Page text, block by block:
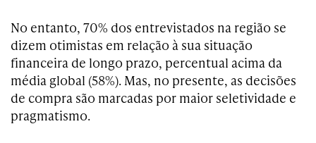
No entanto, 70% dos entrevistados na região se
dizem otimistas em relação à sua situação
financeira de longo prazo, percentual acima da
média global (58%). Mas, no presente, as decisões
de compra são marcadas por maior seletividade e
pragmatismo.